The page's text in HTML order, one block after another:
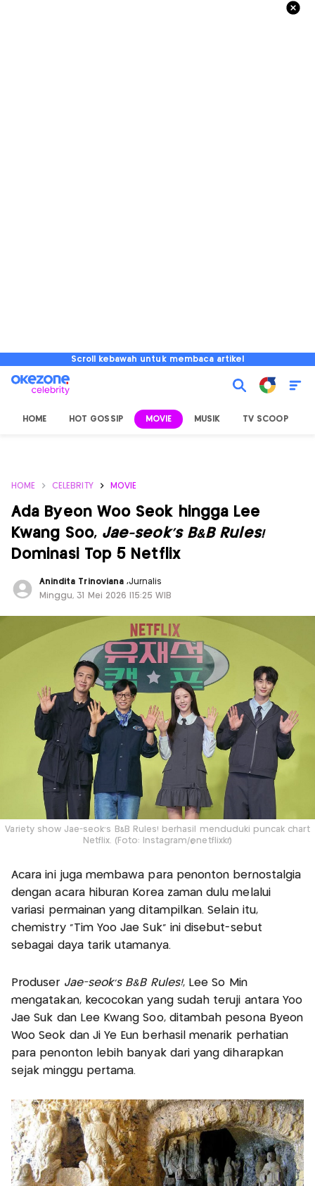
Scroll kebawah untuk membaca artikel
HOME HOT GOSSIP MOVIE MUSIK TV SCOOP
HOME CELEBRITY MOVIE
Ada Byeon Woo Seok hingga Lee
Kwang Soo, Jae-seok's B&B Rules!
Dominasi Top 5 Netflix
Anindita Trinoviana ,Jurnalis
Minggu, 31 Mei 2026 |15:25 WIB
Variety show Jae-seok's B&B Rules! berhasil menduduki puncak chart
Netflix. (Foto: Instagram/@netflixkr)
Acara ini juga membawa para penonton bernostalgia
dengan acara hiburan Korea zaman dulu melalui
variasi permainan yang ditampilkan. Selain itu,
chemistry "Tim Yoo Jae Suk" ini disebut-sebut
sebagai daya tarik utamanya.
Produser Jae-seok's B&B Rules!, Lee So Min
mengatakan, kecocokan yang sudah teruji antara Yoo
Jae Suk dan Lee Kwang Soo, ditambah pesona Byeon
Woo Seok dan Ji Ye Eun berhasil menarik perhatian
para penonton lebih banyak dari yang diharapkan
sejak minggu pertama.